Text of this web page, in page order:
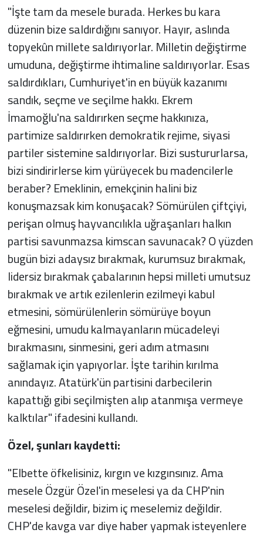
"İşte tam da mesele burada. Herkes bu kara
düzenin bize saldırdığını sanıyor. Hayır, aslında
topyekûn millete saldırıyorlar. Milletin değiştirme
umuduna, değiştirme ihtimaline saldırıyorlar. Esas
saldırdıkları, Cumhuriyet'in en büyük kazanımı
sandık, seçme ve seçilme hakkı. Ekrem
İmamoğlu'na saldırırken seçme hakkınıza,
partimize saldırırken demokratik rejime, siyasi
partiler sistemine saldırıyorlar. Bizi sustururlarsa,
bizi sindirirlerse kim yürüyecek bu madencilerle
beraber? Emeklinin, emekçinin halini biz
konuşmazsak kim konuşacak? Sömürülen çiftçiyi,
perişan olmuş hayvancılıkla uğraşanları halkın
partisi savunmazsa kimscan savunacak? O yüzden
bugün bizi adaysız bırakmak, kurumsuz bırakmak,
lidersiz bırakmak çabalarının hepsi milleti umutsuz
bırakmak ve artık ezilenlerin ezilmeyi kabul
etmesini, sömürülenlerin sömürüye boyun
eğmesini, umudu kalmayanların mücadeleyi
bırakmasını, sinmesini, geri adım atmasını
sağlamak için yapıyorlar. İşte tarihin kırılma
anındayız. Atatürk'ün partisini darbecilerin
kapattığı gibi seçilmişten alıp atanmışa vermeye
kalktılar" ifadesini kullandı.
Özel, şunları kaydetti:
"Elbette öfkelisiniz, kırgın ve kızgınsınız. Ama
mesele Özgür Özel'in meselesi ya da CHP'nin
meselesi değildir, bizim iç meselemiz değildir.
CHP'de kavga var diyehaberyapmak isteyenlere